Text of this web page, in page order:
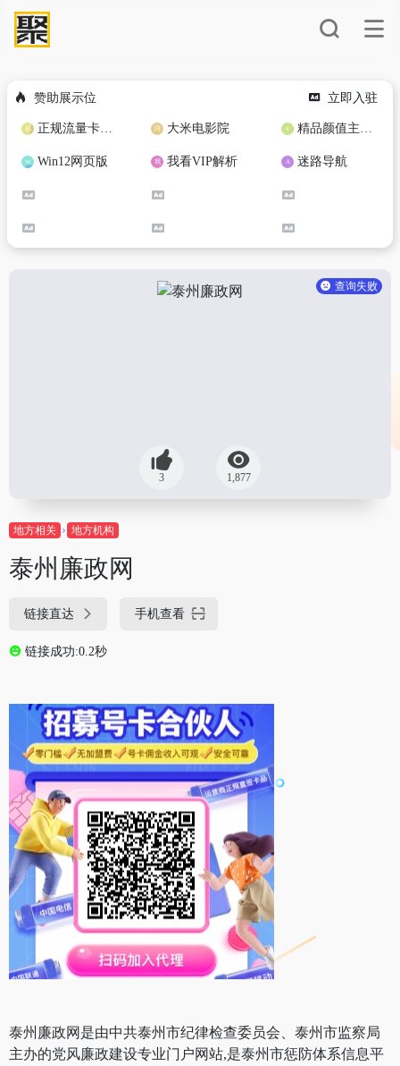
赞助展示位 立即入驻
正规流量卡免费加盟合作 大米电影院 精品颜值主播定制
Win12网页版 我看VIP解析 迷路导航
查询失败
3 1,877
地方相关 地方机构
泰州廉政网
链接直达 手机查看
链接成功:0.2秒
泰州廉政网是由中共泰州市纪律检查委员会、泰州市监察局
主办的党风廉政建设专业门户网站,是泰州市惩防体系信息平